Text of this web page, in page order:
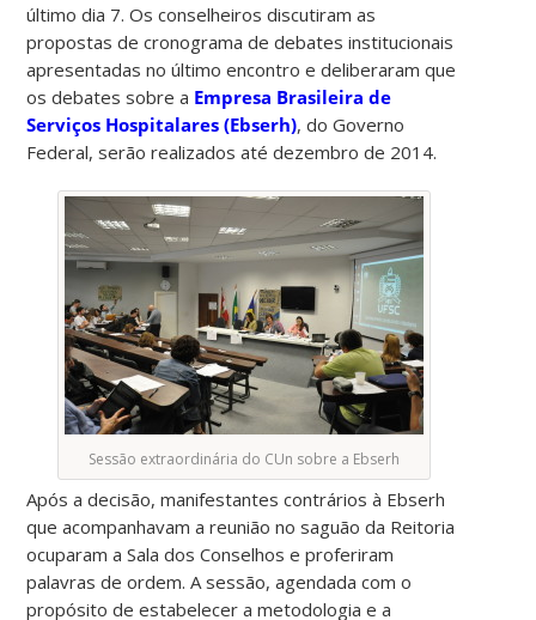
último dia 7. Os conselheiros discutiram as
propostas de cronograma de debates institucionais
apresentadas no último encontro e deliberaram que
os debates sobre a Empresa Brasileira de
Serviços Hospitalares (Ebserh), do Governo
Federal, serão realizados até dezembro de 2014.
Sessão extraordinária do CUn sobre a Ebserh
Após a decisão, manifestantes contrários à Ebserh
que acompanhavam a reunião no saguão da Reitoria
ocuparam a Sala dos Conselhos e proferiram
palavras de ordem. A sessão, agendada com o
propósito de estabelecer a metodologia e a